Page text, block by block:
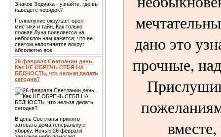
Полнолуние окружает орел
мистики и тайн. Как только
полная Луна появляется на
небосклон нам кажется, что ее
светом наполняется вокруг
абсолютно все.
26 февраля Светланин день.
Как НЕ ОБРЕЧЬ СЕБЯ НА
БЕДНОСТЬ, что нельзя делать
сегодня?
В день Светланы принято
затевать дома генеральную
уборку. Ночью 26 февраля
дано это
прочные,